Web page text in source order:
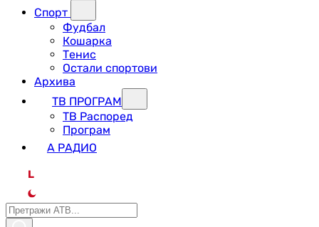
Спорт
Фудбал
Кошарка
Тенис
Остали спортови
Архива
ТВ ПРОГРАМ
ТВ Распоред
Програм
А РАДИО
L